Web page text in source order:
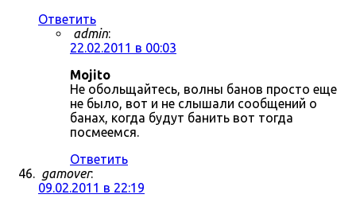
Ответить
admin:
22.02.2011 в 00:03
Mojito
Не обольщайтесь, волны банов просто еще
не было, вот и не слышали сообщений о
банах, когда будут банить вот тогда
посмеемся.
Ответить
gamover:
09.02.2011 в 22:19